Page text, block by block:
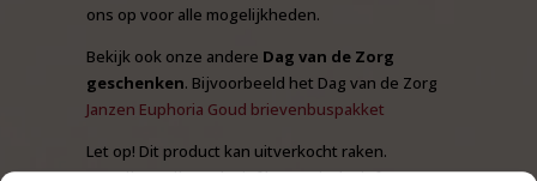
ons op voor alle mogelijkheden.
Bekijk ook onze andere Dag van de Zorg
geschenken. Bijvoorbeeld het Dag van de Zorg
Janzen Euphoria Goud brievenbuspakket
Let op! Dit product kan uitverkocht raken.